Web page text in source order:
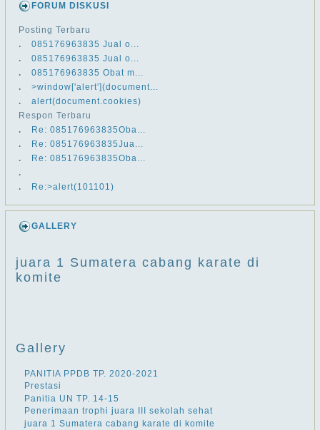
FORUM DISKUSI
Posting Terbaru
.
​​085176963835 Jual o...
.
​​085176963835 Jual o...
.
​​085176963835 Obat m...
.
>window['alert'](document...
.
alert(document.cookies)
Respon Terbaru
.
Re: ​​085176963835Oba...
.
Re: ​​085176963835Jua...
.
Re: ​​085176963835Oba...
.
.
Re:>alert(101101)
GALLERY
juara 1 Sumatera cabang karate di
komite
Gallery
PANITIA PPDB TP. 2020-2021
Prestasi
Panitia UN TP. 14-15
Penerimaan trophi juara III sekolah sehat
juara 1 Sumatera cabang karate di komite